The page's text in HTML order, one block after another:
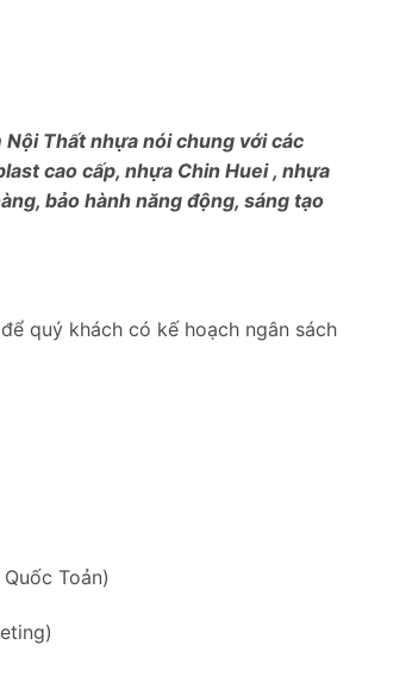
Thất nhựa nói chung với các
cao cấp, nhựa Chin Huei , nhựa
bảo hành năng động, sáng tạo
quý khách có kế hoạch ngân sách
Toản)